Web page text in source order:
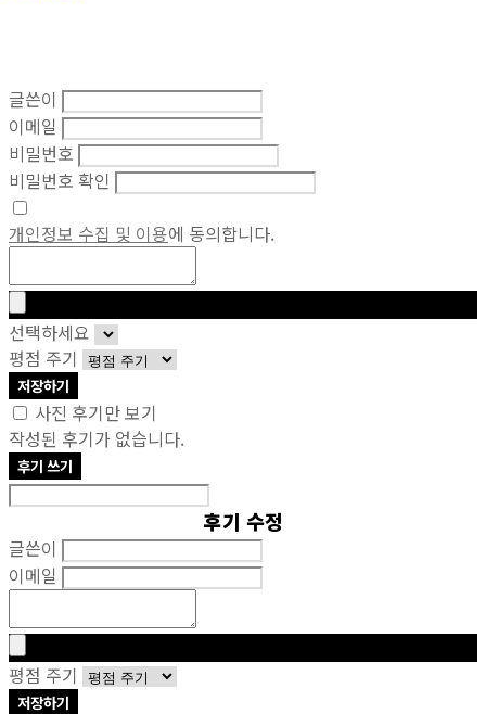
글쓴이
이메일
비밀번호
비밀번호 확인
개인정보 수집 및 이용에 동의합니다.
선택하세요
평점 주기
저장하기
사진 후기만 보기
작성된 후기가 없습니다.
후기 쓰기
후기 수정
글쓴이
이메일
평점 주기
저장하기